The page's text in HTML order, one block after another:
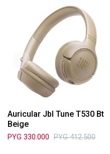
Auricular Jbl Tune T530 Bt
Beige
PYG 330.000 PYG 412.500